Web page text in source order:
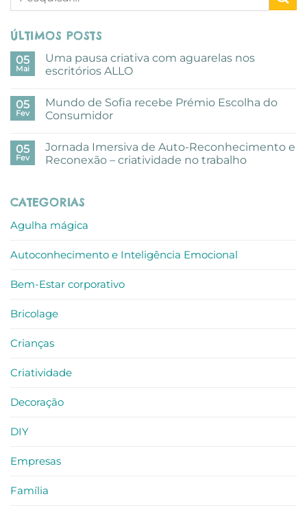
ÚLTIMOS POSTS
05
Mai
Uma pausa criativa com aguarelas nos
escritórios ALLO
em
Uma
pausa
aguarelas
nos
escritórios
05
Fev
Mundo de Sofia recebe Prémio Escolha do
Consumidor
em
Mundo
de
Escolha
do
05
Fev
Jornada Imersiva de Auto-Reconhecimento e
Reconexão – criatividade no trabalho
Jornada
Imersiva
Auto-
Reconexão
no
trabalho
CATEGORIAS
Agulha mágica
Autoconhecimento e Inteligência Emocional
Bem-Estar corporativo
Bricolage
Crianças
Criatividade
Decoração
DIY
Empresas
Família